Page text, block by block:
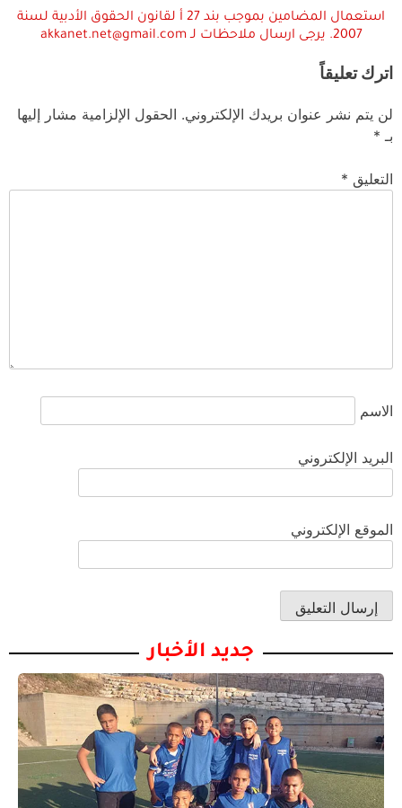
استعمال المضامين بموجب بند 27 أ لقانون الحقوق الأدبية لسنة
2007. يرجى ارسال ملاحظات لـ akkanet.net@gmail.com
اترك تعليقاً
لن يتم نشر عنوان بريدك الإلكتروني. الحقول الإلزامية مشار إليها
بـ *
التعليق *
الاسم
البريد الإلكتروني
الموقع الإلكتروني
جديد الأخبار